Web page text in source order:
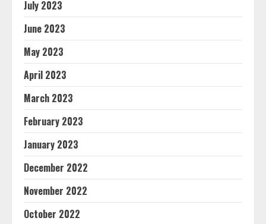
July 2023
June 2023
May 2023
April 2023
March 2023
February 2023
January 2023
December 2022
November 2022
October 2022